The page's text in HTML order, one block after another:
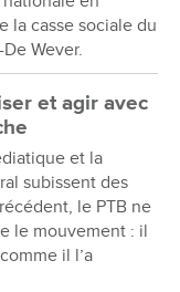
la casse sociale du
Wever.
et agir avec
et la
subissent des
le PTB ne
le mouvement : il
il l’a